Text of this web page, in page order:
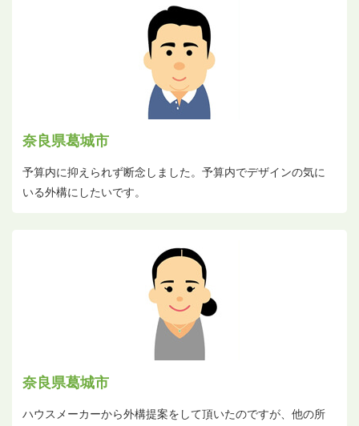
奈良県葛城市
予算内に抑えられず断念しました。予算内でデザインの気に
いる外構にしたいです。
奈良県葛城市
ハウスメーカーから外構提案をして頂いたのですが、他の所